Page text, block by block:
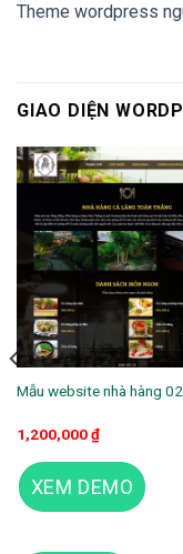
Theme wordpress
GIAO DIỆN
Mẫu website nhà hàng 02
1,200,000₫
XEM DEMO